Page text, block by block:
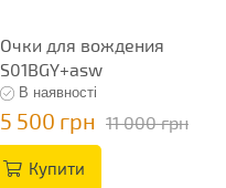
Очки для вождения
S01BGY+asw
В наявності
5 500 грн 11 000 грн
Купити